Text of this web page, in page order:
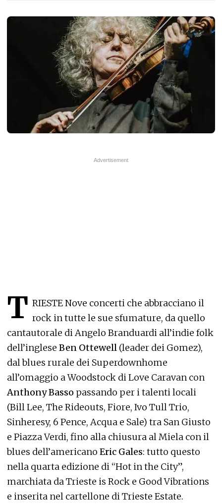
T RIESTE Nove concerti che abbracciano il
rock in tutte le sue sfumature, da quello
cantautorale di Angelo Branduardi all’indie folk
dell’inglese Ben Ottewell (leader dei Gomez),
dal blues rurale dei Superdownhome
all’omaggio a Woodstock di Love Caravan con
Anthony Basso passando per i talenti locali
(Bill Lee, The Rideouts, Fiore, Ivo Tull Trio,
Sinheresy, 6 Pence, Acqua e Sale) tra San Giusto
e Piazza Verdi, fino alla chiusura al Miela con il
blues dell’americano Eric Gales: tutto questo
nella quarta edizione di “Hot in the City”,
marchiata da Trieste is Rock e Good Vibrations
e inserita nel cartellone di Trieste Estate.